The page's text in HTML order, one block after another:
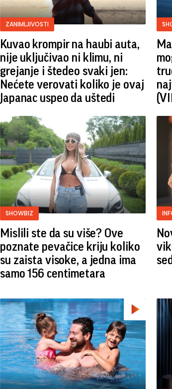
ZANIMLJIVOSTI
Kuvao krompir na haubi auta,
nije uključivao ni klimu, ni
grejanje i štedeo svaki jen:
Nećete verovati koliko je ovaj
Japanac uspeo da uštedi
SHOWBIZ
Mislili ste da su više? Ove
poznate pevačice kriju koliko
su zaista visoke, a jedna ima
samo 156 centimetara